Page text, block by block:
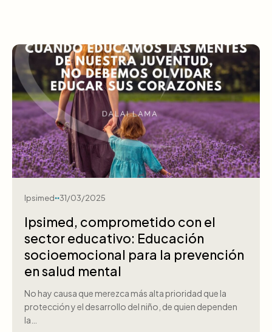
Ipsimed 31/03/2025
Ipsimed, comprometido con el
sector educativo: Educación
socioemocional para la prevención
en salud mental
No hay causa que merezca más alta prioridad que la
protección y el desarrollo del niño, de quien dependen
la…